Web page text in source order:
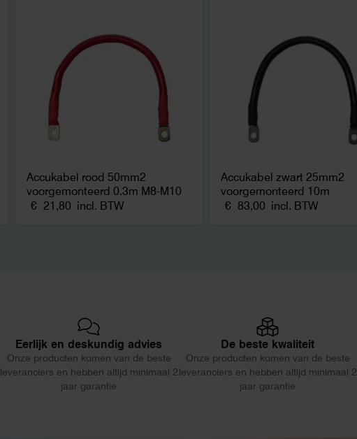
Accukabel rood 50mm2
voorgemonteerd 0.3m M8-M10
€ 21,80 incl. BTW
Accukabel zwart 25mm2
voorgemonteerd 10m
€ 83,00 incl. BTW
Eerlijk en deskundig advies
Onze producten komen van de beste
leveranciers en hebben altijd minimaal 2
jaar garantie
De beste kwaliteit
Onze producten komen van de beste
leveranciers en hebben altijd minimaal 2
jaar garantie